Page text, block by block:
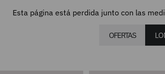
Esta página está perdida junto con las
OFERTAS LO